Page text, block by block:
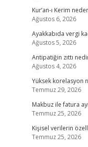
Kur’an-ı Kerim
Ağustos 6, 2026
Ayakkabıda vergi
Ağustos 5, 2026
Antipatiğin zıttı
Ağustos 4, 2026
Yüksek korelasyon
Temmuz 29, 2026
Makbuz ile fatura
Temmuz 25, 2026
Kişisel verilerin
Temmuz 25, 2026